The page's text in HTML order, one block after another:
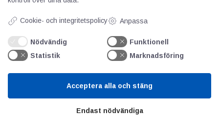
Kunskapscentrum
Cookie- och integritetspolicy Anpassa
Nödvändig
Funktionell
Statistik
Marknadsföring
Endast nödvändiga
Acceptera alla och stäng